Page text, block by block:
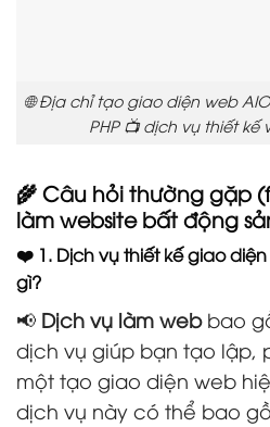
🌐 Địa chỉ tạo giao diện web
PHP 📺 dịch vụ thiết
🌾 Câu hỏi thường gặp
làm website bất động
❤️ 1. Dịch vụ thiết kế giao
gì?
📢 Dịch vụ làm webbao
dịch vụ giúp bạn tạo lập,
một tạo giao diện web
dịch vụ này có thể bao